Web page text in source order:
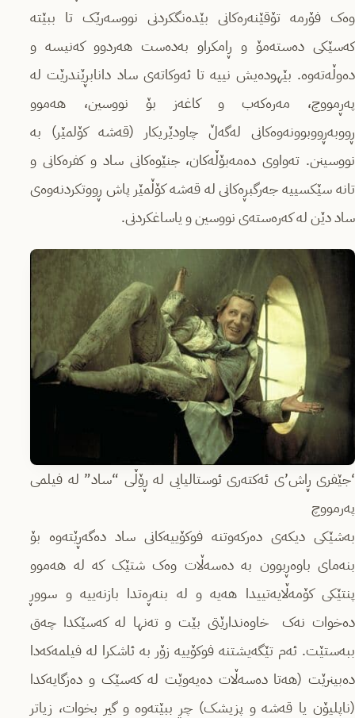
وەک فۆرمە تۆقێنەرەکانی بێدەنگکردنی نووسەرێک تا ببێتە
کەسێکی دەستەمۆ و ڕامکراو بەدەست هەردوو کەنیسە و
دەوڵەتەوە. بێهودەیش نییە تا ئەوکاتەی ساد دانابڕێندرێت لە
پەڕمووچ، مەرەکەب و کاغەز بۆ نووسین، هەموو
ڕووبەڕووبوونەوەکانی لەگەڵ چاودێریکار (قەشە کۆلمێر) بە
نووسینن. تەواوی دەمەبۆڵەکان، جنێوەکانی ساد و کفرەکانی و
تانە سێکسییە جەرگبڕەکانی لە قەشە کۆڵمێر پاش ڕووتکردنەوەی
ساد دێن لە کەرەستەی نووسین و یاساغکردنی.
‘جێفری ڕاش’ی ئەکتەری ئوستالیایی لە ڕۆڵی “ساد” لە فیلمی
پەرمووچ
بەشێکی دیکەی دەرکەوتنە فوکۆییەکانی ساد دەگەڕێتەوە بۆ
بنەمای باوەڕبوون بە دەسەڵات وەک شتێک کە لە هەموو
پنتێکی کۆمەڵایەتییدا هەیە و لە بنەڕەتدا بازنەییە و سووڕ
دەخوات نەک خاوەندارێتی بێت و تەنها لە کەسێکدا چەق
ببەستێت. ئەم تێگەیشتنە فوکۆییە زۆر بە ئاشکرا لە فیلمەکەدا
دەبینرێت (هەتا دەسەڵات دەیەوێت لە کەسێک و دەزگایەکدا
(ناپلیۆن یا قەشە و پزیشک) چڕ ببێتەوە و گیر بخوات، زیاتر